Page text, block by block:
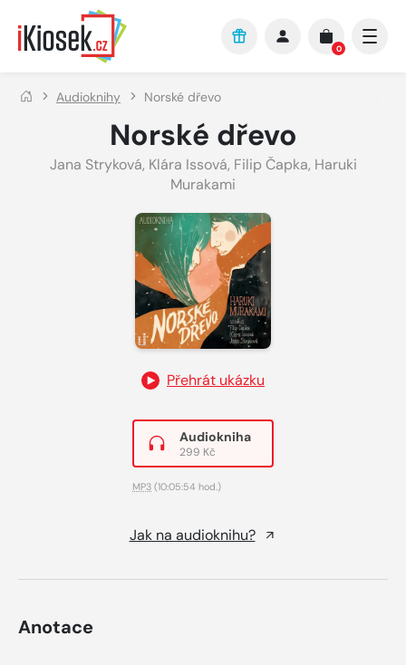
Přejít na hlavní obsah
0
Audioknihy Norské dřevo
Norské dřevo
Jana Stryková, Klára Issová, Filip Čapka, Haruki
Murakami
Přehrát ukázku
Audiokniha
299 Kč
MP3 (10:05:54 hod.)
Jak na audioknihu?
Anotace